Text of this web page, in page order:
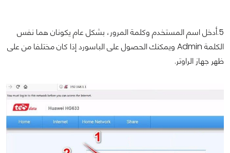
5.أدخل اسم المستخدم وكلمة المرور، بشكل عام يكونان هما نفس
الكلمة Admin ويمكنك الحصول على الباسورد إذا كان مختلفا من على
ظهر جهاز الراوتر.